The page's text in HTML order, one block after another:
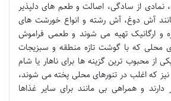
از سادگی، اصالت و طعم های دلپذیر
آش دوغ، آش رشته و انواع خورشت های
و ارگانیک تهیه می شوند و طعمی فراموش
محلی که با گوشت تازه منطقه و سبزیجات
محبوب ترین گزینه ها برای ناهار یا شام
که اغلب در تنورهای محلی پخته می شوند،
و همراهی بی مانند برای سایر غذاها